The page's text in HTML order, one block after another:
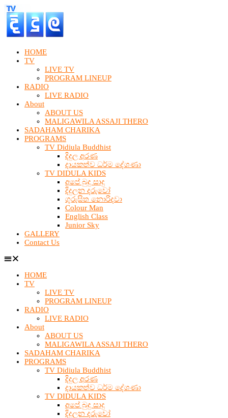
HOME
TV
LIVE TV
PROGRAM LINEUP
RADIO
LIVE RADIO
About
ABOUT US
MALIGAWILA ASSAJI THERO
SADAHAM CHARIKA
PROGRAMS
TV Didiula Buddhist
දිදුල අරණ
දායකත්ව ධර්ම දේශණා
TV DIDULA KIDS
අපේ බුදු සාදු
දිදුලන දරුවෝ
ගුරුසිත නොරිදවා
Colour Man
English Class
Junior Sky
GALLERY
Contact Us
HOME
TV
LIVE TV
PROGRAM LINEUP
RADIO
LIVE RADIO
About
ABOUT US
MALIGAWILA ASSAJI THERO
SADAHAM CHARIKA
PROGRAMS
TV Didiula Buddhist
දිදුල අරණ
දායකත්ව ධර්ම දේශණා
TV DIDULA KIDS
අපේ බුදු සාදු
දිදුලන දරුවෝ